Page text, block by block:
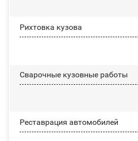
Рихтовка кузова
Сварочные кузовные работы
Реставрация автомобилей